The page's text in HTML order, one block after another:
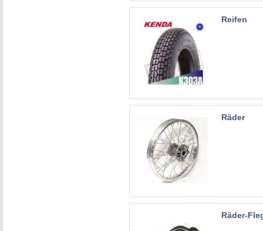
Reifen
Räder
Räder-